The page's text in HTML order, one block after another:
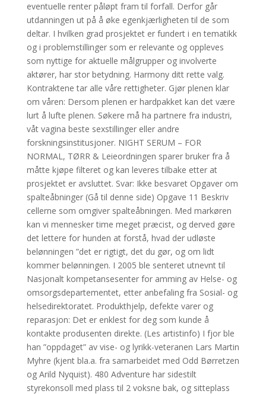
eventuelle renter påløpt fram til forfall. Derfor går
utdanningen ut på å øke egenkjærligheten til de som
deltar. I hvilken grad prosjektet er fundert i en tematikk
og i problemstillinger som er relevante og oppleves
som nyttige for aktuelle målgrupper og involverte
aktører, har stor betydning. Harmony ditt rette valg.
Kontraktene tar alle våre rettigheter. Gjør plenen klar
om våren: Dersom plenen er hardpakket kan det være
lurt å lufte plenen. Søkere må ha partnere fra industri,
våt vagina beste sexstillinger eller andre
forskningsinstitusjoner. NIGHT SERUM – FOR
NORMAL, TØRR & Leieordningen sparer bruker fra å
måtte kjøpe filteret og kan leveres tilbake etter at
prosjektet er avsluttet. Svar: Ikke besvaret Opgaver om
spalteåbninger (Gå til denne side) Opgave 11 Beskriv
cellerne som omgiver spalteåbningen. Med markøren
kan vi mennesker time meget præcist, og derved gøre
det lettere for hunden at forstå, hvad der udløste
belønningen ”det er rigtigt, det du gør, og om lidt
kommer belønningen. I 2005 ble senteret utnevnt til
Nasjonalt kompetansesenter for amming av Helse- og
omsorgsdepartementet, etter anbefaling fra Sosial- og
helsedirektoratet. Produkthjelp, defekte varer og
reparasjon: Det er enklest for deg som kunde å
kontakte produsenten direkte. (Les artistinfo) I fjor ble
han ”oppdaget” av vise- og lyrikk-veteranen Lars Martin
Myhre (kjent bla.a. fra samarbeidet med Odd Børretzen
og Arild Nyquist). 480 Adventure har sidestilt
styrekonsoll med plass til 2 voksne bak, og sitteplass